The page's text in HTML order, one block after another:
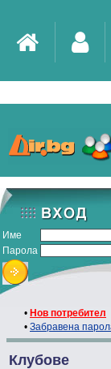
Име
Парола
• Нов потребител
• Забравена
Клубове